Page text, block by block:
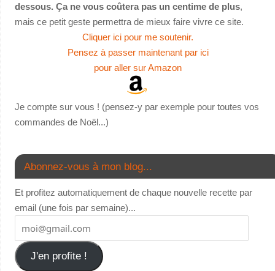
dessous. Ça ne vous coûtera pas un centime de plus,
mais ce petit geste permettra de mieux faire vivre ce site.
Cliquer ici pour me soutenir.
Pensez à passer maintenant par ici
pour aller sur Amazon
Je compte sur vous ! (pensez-y par exemple pour toutes vos
commandes de Noël...)
Abonnez-vous à mon blog...
Et profitez automatiquement de chaque nouvelle recette par
email (une fois par semaine)...
J'en profite !